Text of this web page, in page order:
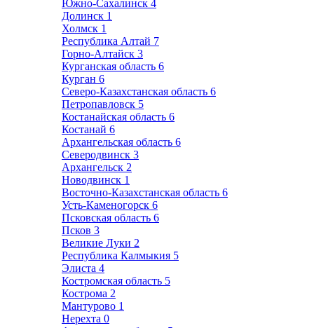
Южно-Сахалинск 4
Долинск 1
Холмск 1
Республика Алтай 7
Горно-Алтайск 3
Курганская область 6
Курган 6
Северо-Казахстанская область 6
Петропавловск 5
Костанайская область 6
Костанай 6
Архангельская область 6
Северодвинск 3
Архангельск 2
Новодвинск 1
Восточно-Казахстанская область 6
Усть-Каменогорск 6
Псковская область 6
Псков 3
Великие Луки 2
Республика Калмыкия 5
Элиста 4
Костромская область 5
Кострома 2
Мантурово 1
Нерехта 0